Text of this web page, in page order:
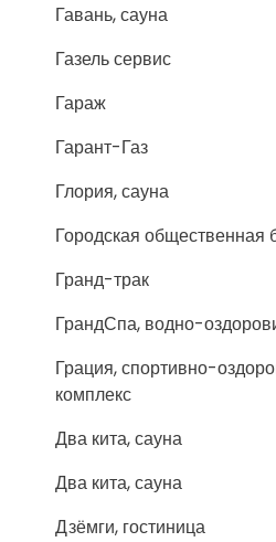
Гавань, сауна
Газель сервис
Гараж
Гарант-Газ
Глория, сауна
Городская
Гранд-трак
ГрандСпа, водно-
Грация, спортивно-
комплекс
Два кита, сауна
Два кита, сауна
Дзёмги, гостиница